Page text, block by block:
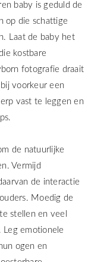
baby is geduld de
op die schattige
Laat de baby het
kostbare
fotografie draait
voorkeur een
vast te leggen en
de natuurlijke
Vermijd
de interactie
Moedig de
stellen en veel
emotionele
ogen en